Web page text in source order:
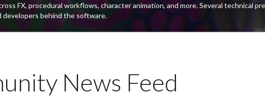
クタアニメーション、リギング、リターゲティング、グルーミング、 USD に
技術を紹介しています。
News Feed